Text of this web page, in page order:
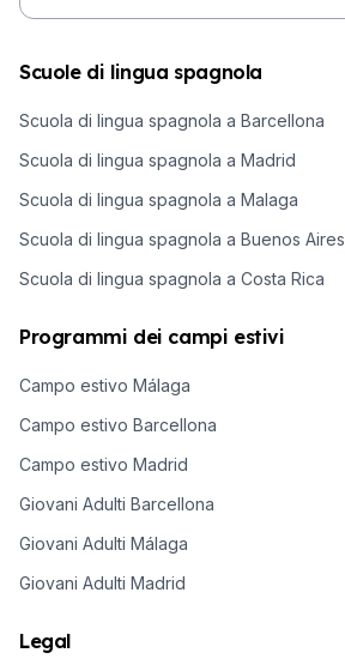
Scuole di lingua spagnola
Scuola di lingua spagnola a Barcellona
Scuola di lingua spagnola a Madrid
Scuola di lingua spagnola a Malaga
Scuola di lingua spagnola a Buenos Aires
Scuola di lingua spagnola a Costa Rica
Programmi dei campi estivi
Campo estivo Málaga
Campo estivo Barcellona
Campo estivo Madrid
Giovani Adulti Barcellona
Giovani Adulti Málaga
Giovani Adulti Madrid
Legal